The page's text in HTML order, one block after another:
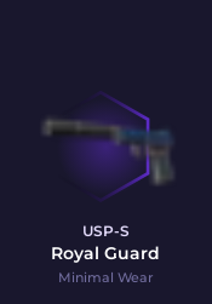
USP-S
Royal Guard
Minimal Wear